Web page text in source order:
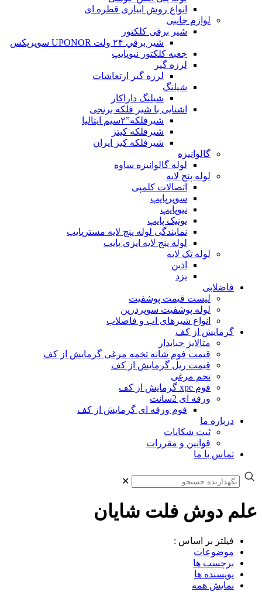
انواع روش ابیاری قطره ای
لوازم جانبی
شیر برقی کلکتور
شير برقي ۲۴ ولت UPONOR سوپرپکس
جعبه کلکتور نیوپایپ
لرزه گیر
لرزه گیر ارتعاشات
شیلنگ
شیلنگ داراکار
اشنایی با شیر فلکه برنجی
شیرفلکه”۲سیم ایتالیا
شیرفلکه کیتز
شیرفلکه کیز ایران
گالوانیزه
لوله گالوانیزه ساوه
لوله پنج لایه
اتصالات کلمپی
سوپرپایپ
نیوپایپ
یونیک پایپ
نمایندگی لوله پنج لایه مسترپایپ
لوله پنج لایه ایزی پایپ
لوله تک لایه
اذین
یزد
فاضلابی
لیست قیمت پوشفیت
لوله پوشفیت سوپردرین
انواع شیرهای اب و فاضلاب
گرمایش از کف
متالایز حبابدار
قیمت فوم شانه تخمه مرغی گرمایش از کف
قیمت ریل گرمایش از کف
تخم مرغی
فوم xpe گرمایش از کف
ورقه ای 2سانت
فوم ورقه ای گرمایش از کف
درباره ما
ثبت شکایات
قوانین و مقررات
تماس با ما
✕
علم دوش فلت شایان
فیلتر بر اساس :
موضوعات
برچسب ها
نویسنده ها
نمایش همه